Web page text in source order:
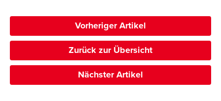
Vorheriger Artikel
Zurück zur Übersicht
Nächster Artikel